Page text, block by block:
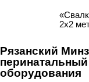
2х2
Рязанский
оборудования